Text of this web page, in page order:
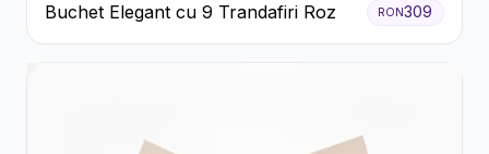
Buchet Elegant cu 9 Trandafiri Roz RON309